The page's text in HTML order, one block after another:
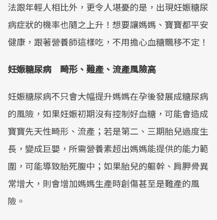
法跟年輕人相比外，更令人堪憂的是，出現妊娠糖尿
病症狀的機率也隨之上升！想要讓媽媽、寶寶都平安
健康，跟著營養師這樣吃，不用擔心血糖飄移不定！
妊娠糖尿病 畸形、難產、流產風險高
妊娠糖尿病不只會大幅提升媽媽在孕後發展成糖尿病
的風險，如果妊娠初期沒有控制好血糖，可能會造成
寶寶先天性畸形、流產；若是第二、三期胎兒過度生
長，變成巨嬰，所需營養素超出媽媽能提供的能力範
圍，可能導致胎死腹中；如果胎兒的軀幹、肩胛骨異
常增大，則會增加媽媽生產時創傷甚至是難產的風
險。